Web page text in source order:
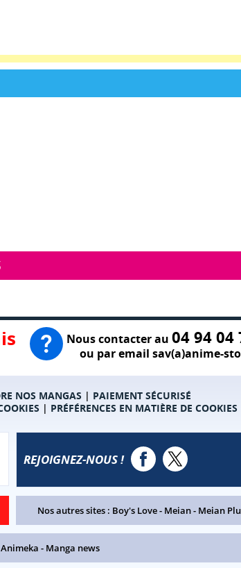
Nous contacter au 04 94 04
ou par email sav(a)anime-
NOS MANGAS | PAIEMENT SÉCURISÉ
| PRÉFÉRENCES EN MATIÈRE DE COOKIES
REJOIGNEZ-NOUS !
Nos autres sites : Boy's Love- Meian- Meian
Animeka - Manga news